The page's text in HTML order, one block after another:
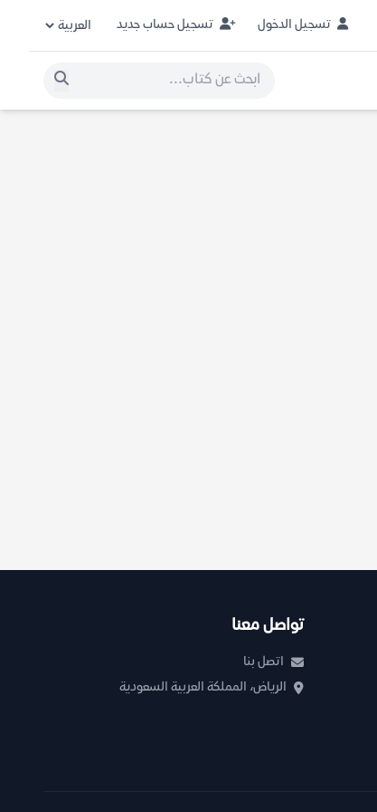
تسجيل الدخول تسجيل حساب جديد
تواصل معنا
اتصل بنا
الرياض، المملكة العربية السعودية